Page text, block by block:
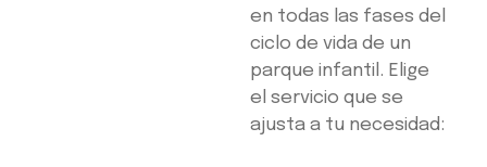
en todas las fases del
ciclo de vida de un
parque infantil. Elige
el servicio que se
ajusta a tu necesidad: